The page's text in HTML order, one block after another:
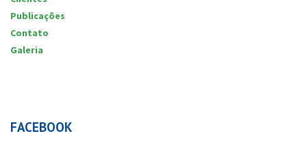
Publicações
Contato
Galeria
FACEBOOK